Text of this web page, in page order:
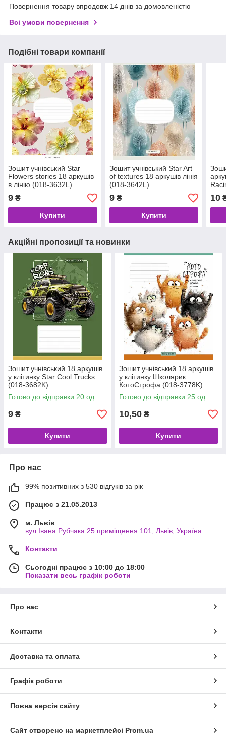
Повернення товару впродовж 14 днів за домовленістю
Всі умови повернення
Подібні товари компанії
Зошит учнівський Star
Flowers stories 18 аркушів
в лінію (018-3632L)
9 ₴
Купити
Зошит учнівський Star Art
of textures 18 аркушів лінія
(018-3642L)
9₴
Купити
10
Акційні пропозиції та новинки
Зошит учнівський 18 аркушів
у клітинку Star Cool Trucks
(018-3682K)
Готово до відправки 20 од.
9 ₴
Купити
Зошит учнівський 18 аркушів
у клітинку Школярик
КотоСтрофа (018-3778K)
Готово до відправки 25 од.
10,50 ₴
Купити
Про нас
99% позитивних з 530 відгуків за рік
Працює з 21.05.2013
м. Львів
вул.Івана Рубчака 25 приміщення 101, Львів, Україна
Контакти
Сьогодні працює з 10:00 до 18:00
Показати весь графік роботи
Про нас
Контакти
Доставка та оплата
Графік роботи
Повна версія сайту
Сайт створено на маркетплейсі Prom.ua